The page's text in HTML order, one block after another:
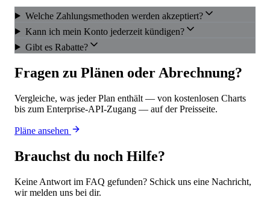
Welche Zahlungsmethoden werden akzeptiert?
Kann ich mein Konto jederzeit kündigen?
Gibt es Rabatte?
Fragen zu Plänen oder Abrechnung?
Vergleiche, was jeder Plan enthält — von kostenlosen Charts
bis zum Enterprise-API-Zugang — auf der Preisseite.
Pläne ansehen
Brauchst du noch Hilfe?
Keine Antwort im FAQ gefunden? Schick uns eine Nachricht,
wir melden uns bei dir.